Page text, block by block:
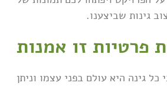
גינות שביצענו.
פרטיות זו אמנות
כל גינה היא עולם בפני עצמו וניתן